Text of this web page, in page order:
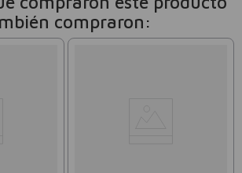
compraron: